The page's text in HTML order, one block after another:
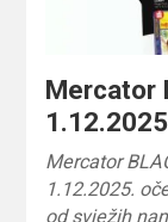
Mercator
Mercator
1.12.2025.
od svježih